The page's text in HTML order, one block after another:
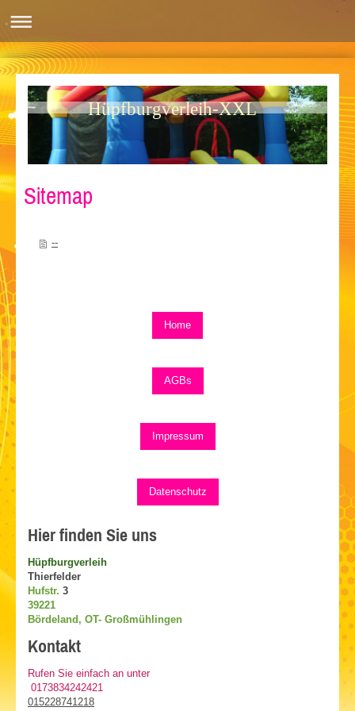
Hüpfburgverleih-XXL
Sitemap
--
Home
AGBs
Impressum
Datenschutz
Hier finden Sie uns
Hüpfburgverleih
Thierfelder
Hufstr. 3
39221
Bördeland, OT- Großmühlingen
Kontakt
Rufen Sie einfach an unter
0173834242421
015228741218